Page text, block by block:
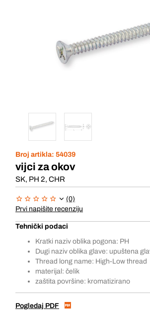
Broj artikla: 54039
vijci za okov
SK, PH 2, CHR
(0)
Prvi napišite recenziju
Tehnički podaci
Kratki naziv oblika pogona: PH
Dugi naziv oblika glave: upuštena
Thread long name: High-Low thread
materijal: čelik
zaštita površine: kromatizirano
Pogledaj PDF